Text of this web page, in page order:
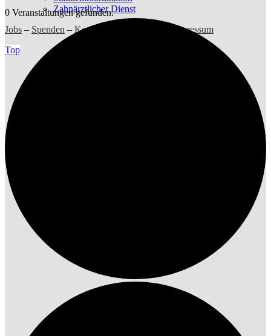
Zahnärztlicher Dienst
Jobs – Spenden – Kontakt
Impressum
Top
0 Veranstaltungen gefunden.